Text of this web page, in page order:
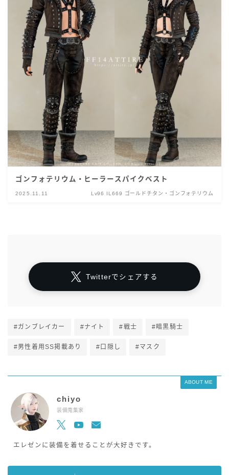
ゴンフォテリウム・ヒーラースパイクベスト
2025.11.11 Lv96 IL669 ゴールドチタン・ゴンフォテリウム
Twitterでシェアする
#ガンブレイカー #ナイト #戦士 #暗黒騎士
#男性着用SS掲載あり #口隠し #マスク
ABOUT ME
chiyo
装備蒐集家
エレゼンに装備を着せることが大好きです。